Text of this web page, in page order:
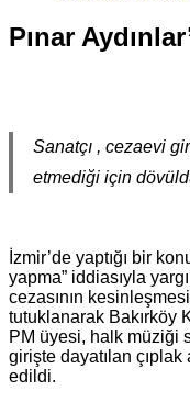
Pınar
Sanatçı , cezaevi
etmediği için
İzmir’de yaptığı bir
yapma” iddiasıyla
cezasının
tutuklanarak Bakırköy
PM üyesi, halk müziği
girişte dayatılan
edildi.